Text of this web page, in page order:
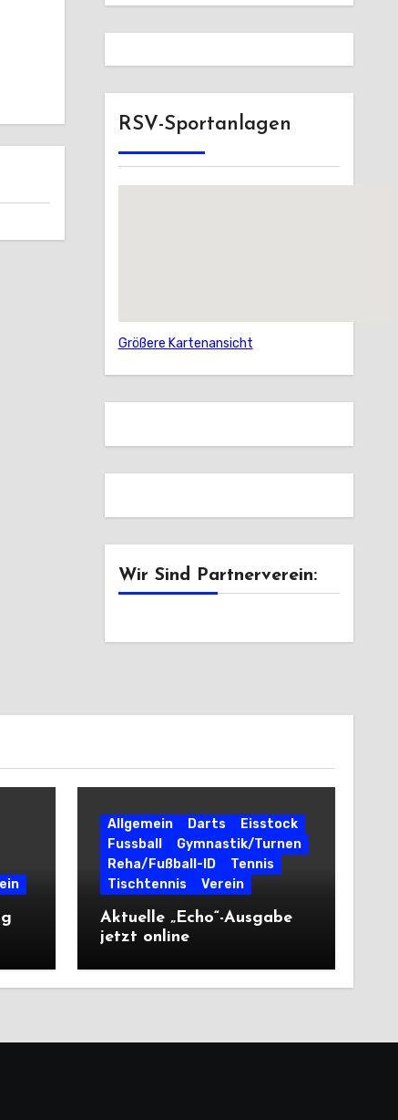
RSV-Sportanlagen
Größere Kartenansicht
Wir Sind Partnerverein:
Allgemein Darts
Eisstock
Fussball
Gymnastik/Turnen
Reha/Fußball-ID
Tennis
Tischtennis
Verein
Aktuelle „Echo“-Ausgabe
jetzt online